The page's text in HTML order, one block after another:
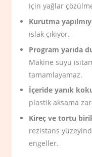
için yağlar
Kurutma
ıslak çıkıyor.
Program yarıda
Makine suyu
tamamlayamaz.
İçeride yanık
plastik aksama
Kireç ve tortu
rezistans
engeller.